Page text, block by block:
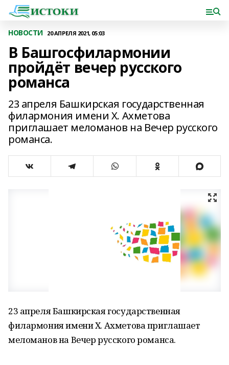
НОВОСТИ 20 АПРЕЛЯ 2021, 05:03
В Башгосфилармонии
пройдёт вечер русского
романса
23 апреля Башкирская государственная
филармония имени Х. Ахметова
приглашает меломанов на Вечер русского
романса.
23 апреля Башкирская государственная
филармония имени Х. Ахметова приглашает
меломанов на Вечер русского романса.